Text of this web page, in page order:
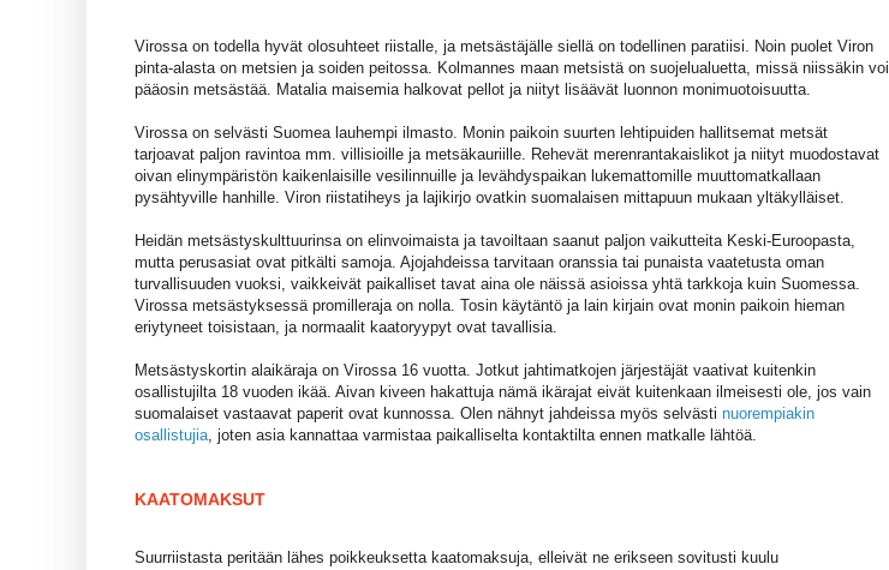
Virossa on todella hyvät olosuhteet riistalle, ja metsästäjälle siellä on todellinen paratiisi. Noin puolet Viron
pinta-alasta on metsien ja soiden peitossa. Kolmannes maan metsistä on suojelualuetta, missä niissäkin voi
pääosin metsästää. Matalia maisemia halkovat pellot ja niityt lisäävät luonnon monimuotoisuutta.
Virossa on selvästi Suomea lauhempi ilmasto. Monin paikoin suurten lehtipuiden hallitsemat metsät
tarjoavat paljon ravintoa mm. villisioille ja metsäkauriille. Rehevät merenrantakaislikot ja niityt muodostavat
oivan elinympäristön kaikenlaisille vesilinnuille ja levähdyspaikan lukemattomille muuttomatkallaan
pysähtyville hanhille. Viron riistatiheys ja lajikirjo ovatkin suomalaisen mittapuun mukaan yltäkylläiset.
Heidän metsästyskulttuurinsa on elinvoimaista ja tavoiltaan saanut paljon vaikutteita Keski-Euroopasta,
mutta perusasiat ovat pitkälti samoja. Ajojahdeissa tarvitaan oranssia tai punaista vaatetusta oman
turvallisuuden vuoksi, vaikkeivät paikalliset tavat aina ole näissä asioissa yhtä tarkkoja kuin Suomessa.
Virossa metsästyksessä promilleraja on nolla. Tosin käytäntö ja lain kirjain ovat monin paikoin hieman
eriytyneet toisistaan, ja normaalit kaatoryypyt ovat tavallisia.
Metsästyskortin alaikäraja on Virossa 16 vuotta. Jotkut jahtimatkojen järjestäjät vaativat kuitenkin
osallistujilta 18 vuoden ikää. Aivan kiveen hakattuja nämä ikärajat eivät kuitenkaan ilmeisesti ole, jos vain
suomalaiset vastaavat paperit ovat kunnossa. Olen nähnyt jahdeissa myös selvästi nuorempiakin
osallistujia, joten asia kannattaa varmistaa paikalliselta kontaktilta ennen matkalle lähtöä.
KAATOMAKSUT
Suurriistasta peritään lähes poikkeuksetta kaatomaksuja, elleivät ne erikseen sovitusti kuulu